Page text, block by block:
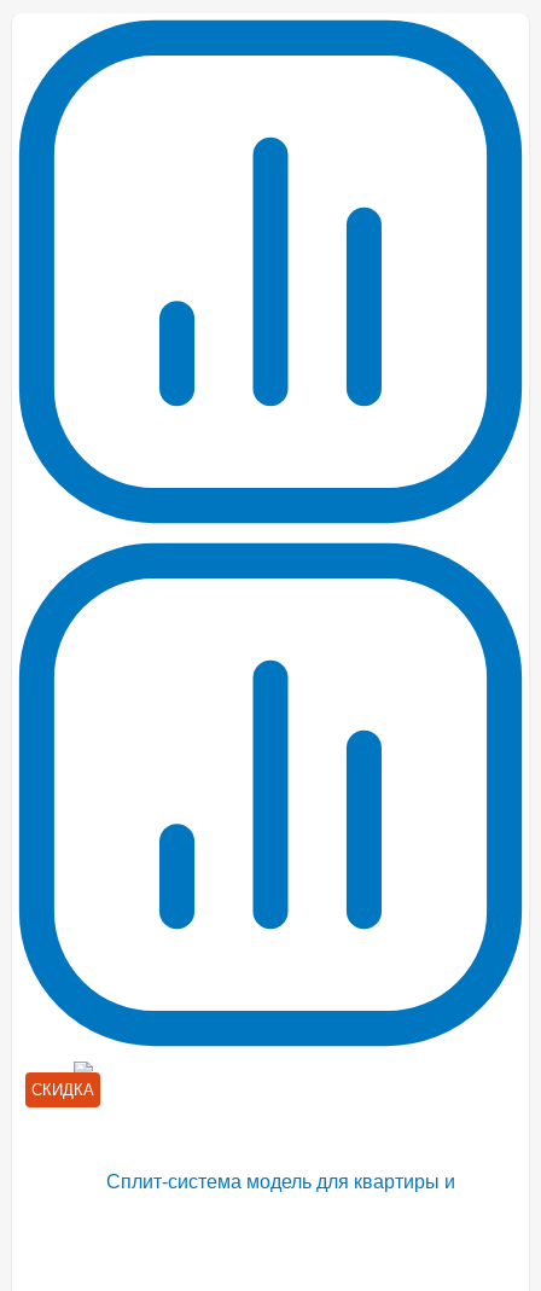
СКИДКА